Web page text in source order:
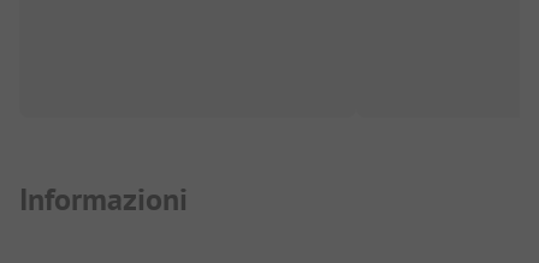
Informazioni